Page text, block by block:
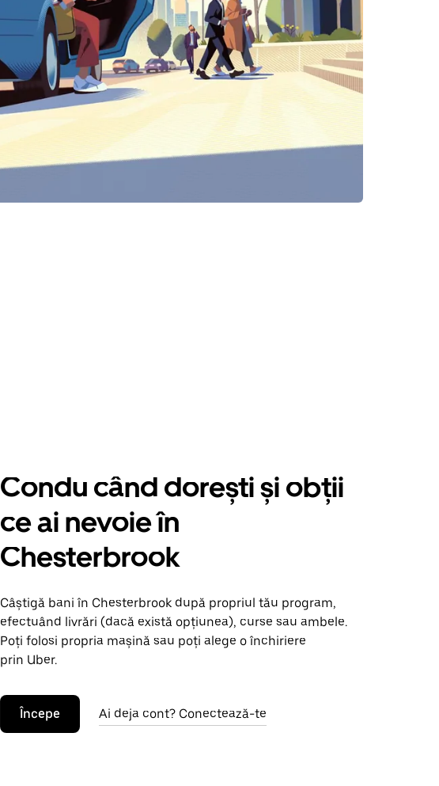
Condu când dorești și obții
ce ai nevoie în
Chesterbrook
Câștigă bani în Chesterbrook după propriul tău program,
efectuând livrări (dacă există opțiunea), curse sau ambele.
Poți folosi propria mașină sau poți alege o închiriere
prin Uber.
Începe Ai deja cont? Conectează-te